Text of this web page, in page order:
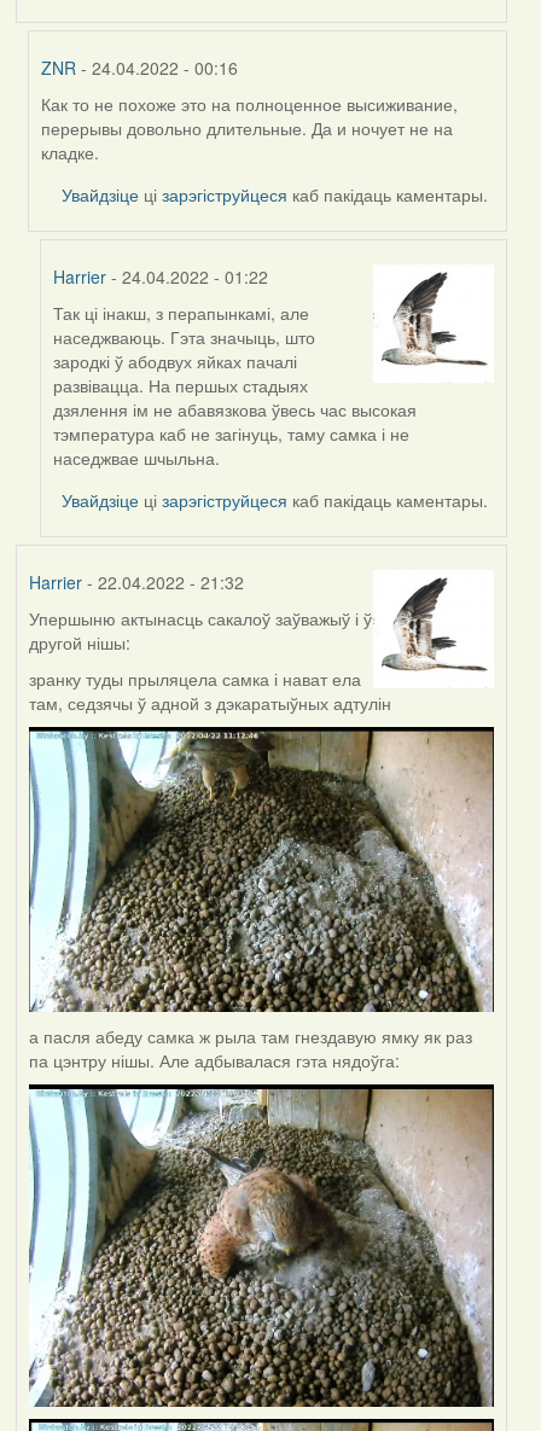
ZNR - 24.04.2022 - 00:16
In
reply
to
Как то не похоже это на полноценное высиживание,
перерывы довольно длительные. Да и ночует не на
кладке.
Увайдзіце цізарэгіструйцеся каб пакідаць каментары.
Harrier - 24.04.2022 - 01:22
In
reply
to
by
ZNR
Так ці інакш, з перапынкамі, але
наседжваюць. Гэта значыць, што
зародкі ў абодвух яйках пачалі
развівацца. На першых стадыях
дзялення ім не абавязкова ўвесь час высокая
тэмпература каб не загінуць, таму самка і не
наседжвае шчыльна.
Увайдзіце цізарэгіструйцеся каб пакідаць каментары.
Harrier- 22.04.2022 - 21:32
Упершыню актынасць сакалоў заўважыў і ў
другой нішы:
зранку туды прыляцела самка і нават ела
там, седзячы ў адной з дэкаратыўных адтулін
а пасля абеду самка ж рыла там гнездавую ямку як раз
па цэнтру нішы. Але адбывалася гэта нядоўга: